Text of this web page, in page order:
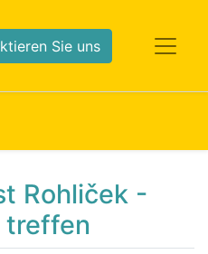
Sie uns
Rohliček -
treffen